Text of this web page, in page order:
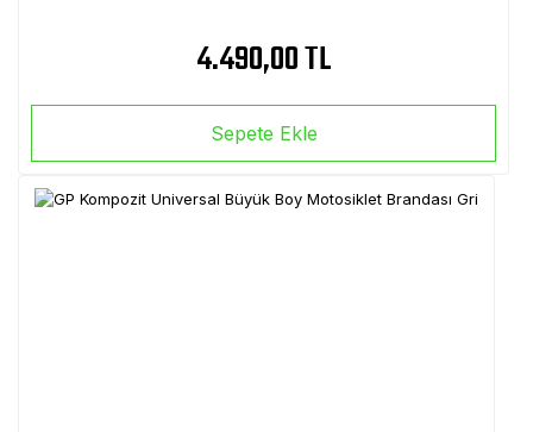
4.490,00 TL
Sepete Ekle